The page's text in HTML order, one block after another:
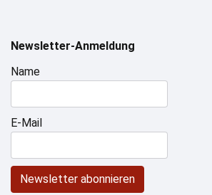
Newsletter-Anmeldung
Name
E-Mail
Newsletter abonnieren